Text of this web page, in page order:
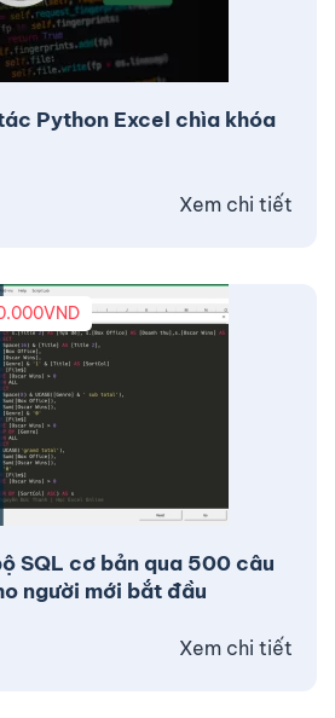
Python Excel chìa khóa
Xem chi tiết
SQL cơ bản qua 500 câu
người mới bắt đầu
VND
Xem chi tiết